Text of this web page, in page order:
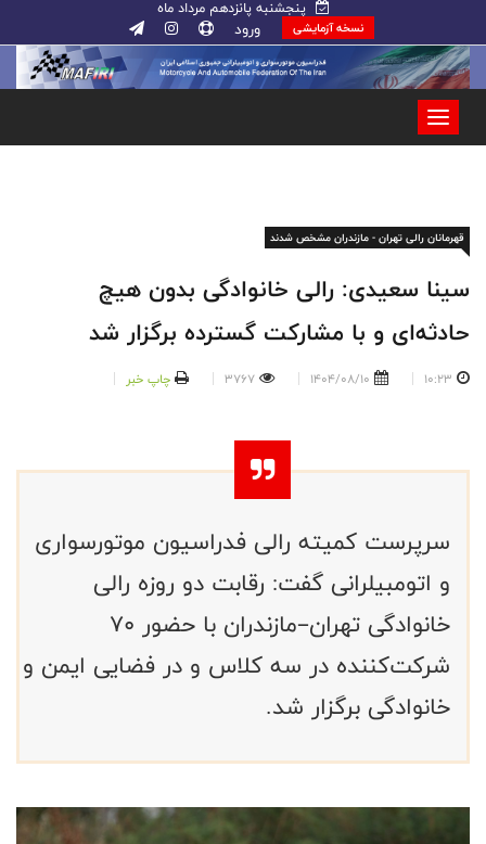
پنجشنبه پانزدهم مرداد ماه
نسخه آزمایشی ورود
قهرمانان رالی تهران - مازندران مشخص شدند
سینا سعیدی: رالی خانوادگی بدون هیچ
حادثه‌ای و با مشارکت گسترده برگزار شد
10:23
1404/08/10
3767 چاپ خبر
سرپرست کمیته رالی فدراسیون موتورسواری
و اتومبیلرانی گفت: رقابت دو روزه رالی
خانوادگی تهران–مازندران با حضور ۷۰
شرکت‌کننده در سه کلاس و در فضایی ایمن و
خانوادگی برگزار شد.